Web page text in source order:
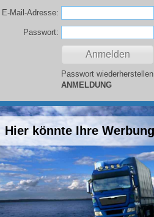
E-Mail-Adresse:
Passwort:
Passwort wiederherstellen
ANMELDUNG